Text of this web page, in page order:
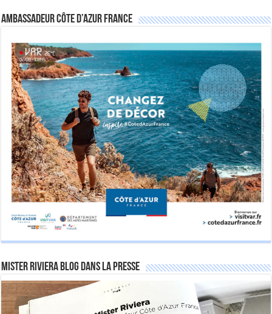
Ambassadeur Côte d’Azur France
Mister Riviera Blog dans la Presse